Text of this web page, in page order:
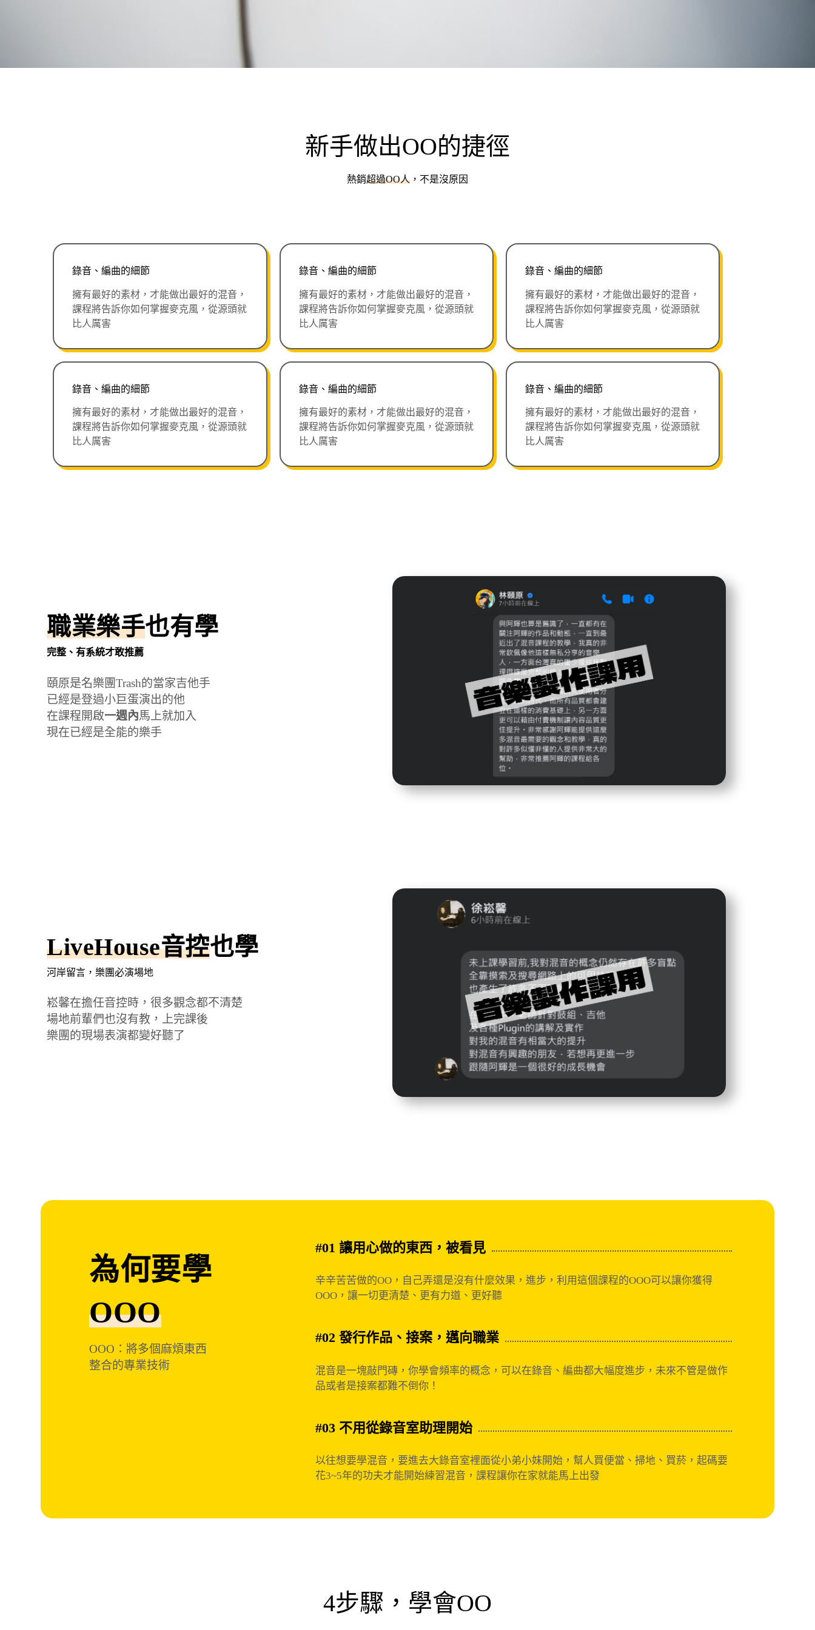
新手做出OO的捷徑
熱銷超過OO人 ，不是沒原因
錄音、編曲的細節
擁有最好的素材，才能做出最好的混音，
課程將告訴你如何掌握麥克風，從源頭就
比人厲害
錄音、編曲的細節
擁有最好的素材，才能做出最好的混音，
課程將告訴你如何掌握麥克風，從源頭就
比人厲害
錄音、編曲的細節
擁有最好的素材，才能做出最好的混音，
課程將告訴你如何掌握麥克風，從源頭就
比人厲害
錄音、編曲的細節
擁有最好的素材，才能做出最好的混音，
課程將告訴你如何掌握麥克風，從源頭就
比人厲害
錄音、編曲的細節
擁有最好的素材，才能做出最好的混音，
課程將告訴你如何掌握麥克風，從源頭就
比人厲害
錄音、編曲的細節
擁有最好的素材，才能做出最好的混音，
課程將告訴你如何掌握麥克風，從源頭就
比人厲害
職業樂手也有學
完整、有系統才敢推薦
頤原是名樂團Trash的當家吉他手
已經是登過小巨蛋演出的他
在課程開啟一週內馬上就加入
現在已經是全能的樂手
LiveHouse音控也學
河岸留言，樂團必演場地
崧馨在擔任音控時，很多觀念都不清楚
場地前輩們也沒有教，上完課後
樂團的現場表演都變好聽了
為何要學
OOO
OOO：將多個麻煩東西
整合的專業技術
#01 讓用心做的東西，被看見
辛辛苦苦做的OO，自己弄還是沒有什麼效果，進步，利用這個課程的OOO可以讓你獲得
OOO，讓一切更清楚、更有力道、更好聽
#02 發行作品、接案，邁向職業
混音是一塊敲門磚，你學會頻率的概念，可以在錄音、編曲都大幅度進步，未來不管是做作
品或者是接案都難不倒你！
#03 不用從錄音室助理開始
以往想要學混音，要進去大錄音室裡面從小弟小妹開始，幫人買便當、掃地、買菸，起碼要
花3~5年的功夫才能開始練習混音，課程讓你在家就能馬上出發
4步驟，學會OO